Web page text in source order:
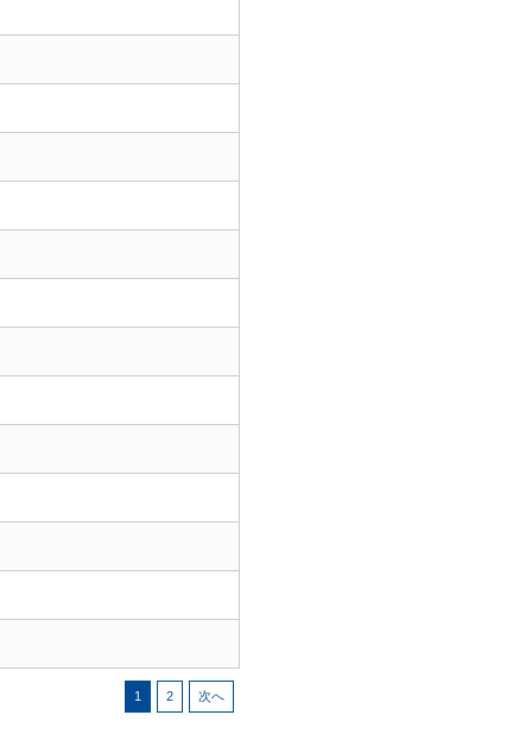
1 2 次へ